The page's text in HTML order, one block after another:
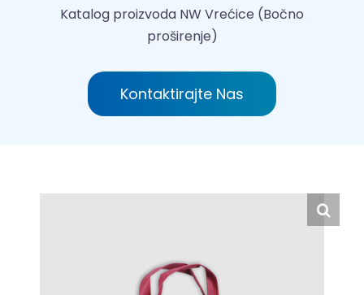
Katalog proizvoda NW Vrećice (Bočno
proširenje)
Kontaktirajte Nas